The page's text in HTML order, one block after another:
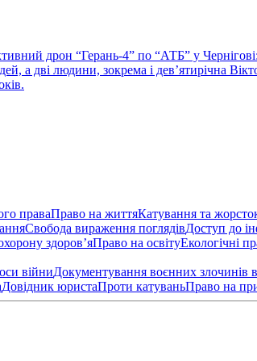
дрон “Герань-4” по “АТБ” у
а дві людини, зокрема і дев’ятирічна
праваПраво на життяКатування та
Свобода вираження поглядівДоступ до
здоров’яПраво на освітуЕкологічні
війниДокументування воєнних злочинів в
Довідник юристаПроти катуваньПраво на